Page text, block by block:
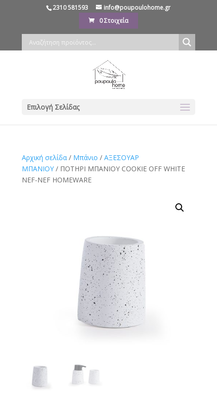
2310 581593
info@poupoulohome.gr
0 Στοιχεία
Επιλογή Σελίδας
Αρχική σελίδα/ Μπάνιο / ΑΞΕΣΟΥΑΡ
ΜΠΑΝΙΟΥ/ ΠΟΤΗΡΙ ΜΠΑΝΙΟΥ COOKIE OFF WHITE
NEF-NEF HOMEWARE